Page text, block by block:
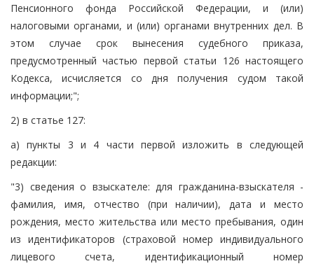
Пенсионного фонда Российской Федерации, и (или)
налоговыми органами, и (или) органами внутренних дел. В
этом случае срок вынесения судебного приказа,
предусмотренный частью первой статьи 126 настоящего
Кодекса, исчисляется со дня получения судом такой
информации;";
2) в статье 127:
а) пункты 3 и 4 части первой изложить в следующей
редакции:
"3) сведения о взыскателе: для гражданина-взыскателя -
фамилия, имя, отчество (при наличии), дата и место
рождения, место жительства или место пребывания, один
из идентификаторов (страховой номер индивидуального
лицевого счета, идентификационный номер